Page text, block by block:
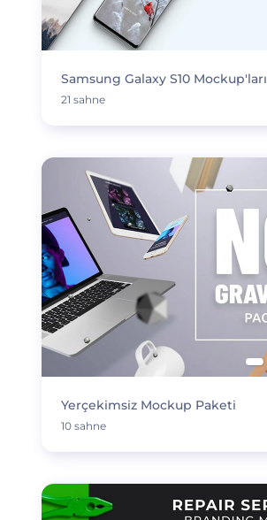
Samsung Galaxy S10 Mockup'ları
21 sahne
Yerçekimsiz Mockup Paketi
10 sahne